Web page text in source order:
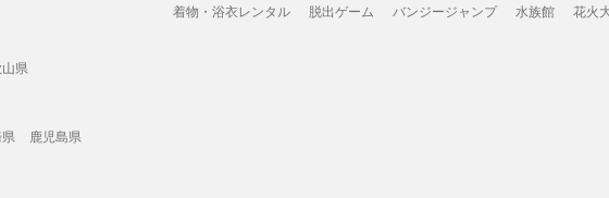
県
鹿児島県
着物・浴衣レンタル
脱出ゲーム バンジージャンプ 水族館 花火